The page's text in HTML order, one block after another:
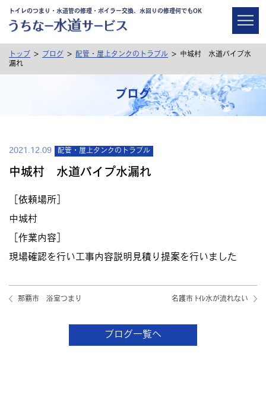
トイレのつまり・水道管の修理・ボイラー交換、水回りの修理何でもOK
トップ > ブログ > 配管・屋上タンクのトラブル > 中城村 水道パイプ水
漏れ
ブログ
2021.12.09 配管・屋上タンクのトラブル
中城村 水道パイプ水漏れ
［依頼場所］
中城村
［作業内容］
現場確認を行い工事内容説明見積り提案を行いました
那覇市 浴室つまり 名護市 ﾄｲﾚ水が流れない
ブログ一覧へ